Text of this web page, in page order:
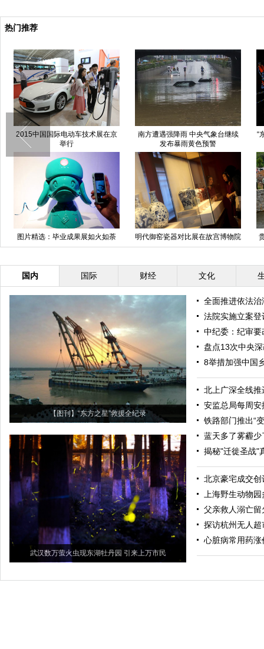
热门推荐
2015中国国际电动车技术展在京
举行
南方遭遇强降雨 中央气象台继续
发布暴雨黄色预警
“
图片精选：毕业成果展如火如荼
明代御窑瓷器对比展在故宫博物院
举办
国内 国际 财经 文化
【图刊】“东方之星”救援全纪录
武汉数万萤火虫现东湖牡丹园 引来上万市民
全面推进依法
法院实施立案
中纪委：纪审
盘点13次中央
8举措加强中国
北上广深全线
安监总局每周
铁路部门推出“
蓝天多了雾霾
揭秘"迁徙圣战"
北京豪宅成交
上海野生动物
父亲救人溺亡
探访杭州无人
心脏病常用药